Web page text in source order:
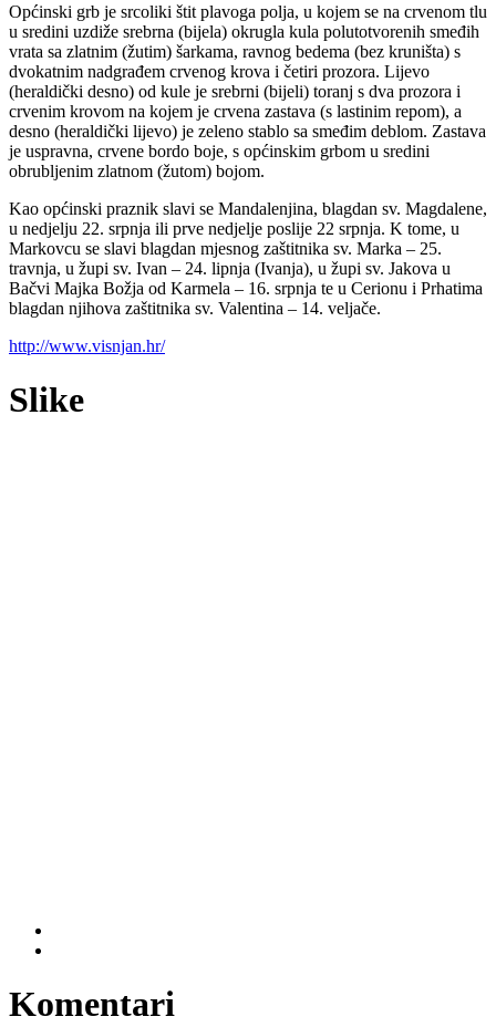
Općinski grb je srcoliki štit plavoga polja, u kojem se na crvenom tlu
u sredini uzdiže srebrna (bijela) okrugla kula polutotvorenih smeđih
vrata sa zlatnim (žutim) šarkama, ravnog bedema (bez kruništa) s
dvokatnim nadgrađem crvenog krova i četiri prozora. Lijevo
(heraldički desno) od kule je srebrni (bijeli) toranj s dva prozora i
crvenim krovom na kojem je crvena zastava (s lastinim repom), a
desno (heraldički lijevo) je zeleno stablo sa smeđim deblom. Zastava
je uspravna, crvene bordo boje, s općinskim grbom u sredini
obrubljenim zlatnom (žutom) bojom.
Kao općinski praznik slavi se Mandalenjina, blagdan sv. Magdalene,
u nedjelju 22. srpnja ili prve nedjelje poslije 22 srpnja. K tome, u
Markovcu se slavi blagdan mjesnog zaštitnika sv. Marka – 25.
travnja, u župi sv. Ivan – 24. lipnja (Ivanja), u župi sv. Jakova u
Bačvi Majka Božja od Karmela – 16. srpnja te u Cerionu i Prhatima
blagdan njihova zaštitnika sv. Valentina – 14. veljače.
http://www.visnjan.hr/
Slike
Komentari